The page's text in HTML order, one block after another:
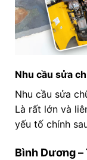
Nhu cầu sửa
Nhu cầu sửa
Là rất lớn và
yếu tố chính
Bình Dương –